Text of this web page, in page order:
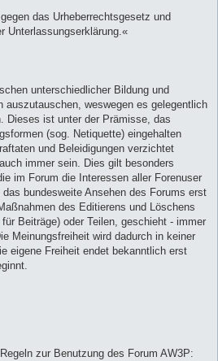
das Urheberrechtsgesetz und
Unterlassungserklärung.«
unterschiedlicher Bildung und
auszutauschen, weswegen es gelegentlich
Dieses ist unter der Prämisse, das
(sog. Netiquette) eingehalten
und Beleidigungen verzichtet
immer sein. Dies gilt besonders
im Forum die Interessen aller Forenuser
bundesweite Ansehen des Forums erst
des Editierens und Löschens
Beiträge) oder Teilen, geschieht - immer
Meinungsfreiheit wird dadurch in keiner
eigene Freiheit endet bekanntlich erst
zur Benutzung des Forum AW3P: